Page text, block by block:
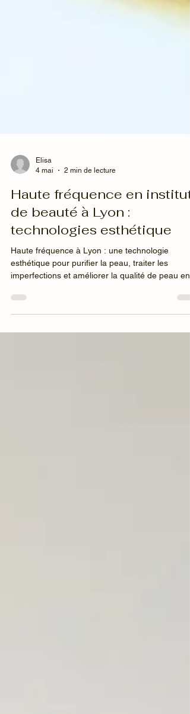
4 mai
2 min de lecture
Haute fréquence en institut
de beauté à Lyon :
technologies esthétique
Haute fréquence à Lyon : une technologie
imperfections et améliorer la qualité de peau en